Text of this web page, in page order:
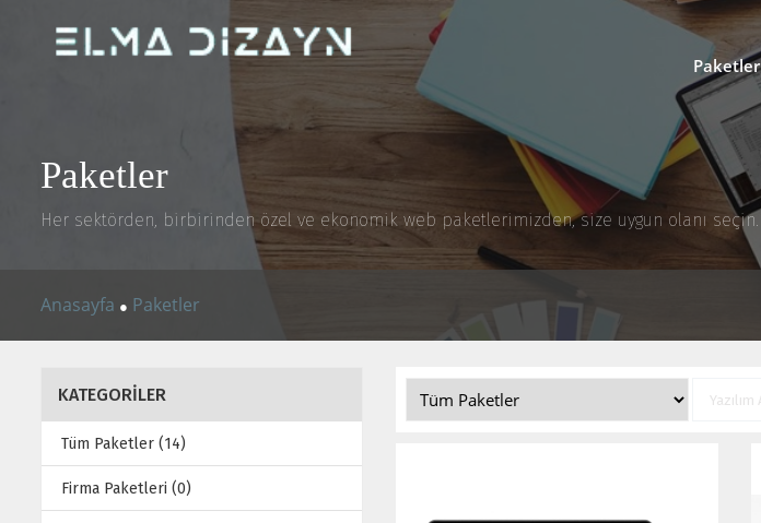
Paketler
Paketler
Her sektörden, birbirinden özel ve ekonomik web paketlerimizden, size uygun olanı seçin.
Anasayfa ● Paketler
KATEGORİLER
Tüm Paketler (14)
Firma Paketleri (0)